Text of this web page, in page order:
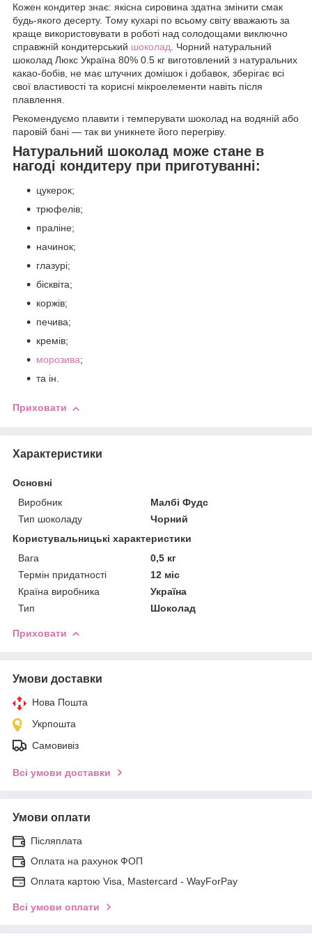
Кожен кондитер знає: якісна сировина здатна змінити смак
будь-якого десерту. Тому кухарі по всьому світу вважають за
краще використовувати в роботі над солодощами виключно
справжній кондитерський шоколад . Чорний натуральний
шоколад Люкс Україна 80% 0.5 кг виготовлений з натуральних
какао-бобів, не має штучних домішок і добавок, зберігає всі
свої властивості та корисні мікроелементи навіть після
плавлення.
Рекомендуємо плавити і темперувати шоколад на водяній або
паровій бані — так ви уникнете його перегріву.
Натуральний шоколад може стане в
нагоді кондитеру при приготуванні:
цукерок;
трюфелів;
праліне;
начинок;
глазурі;
бісквіта;
коржів;
печива;
кремів;
морозива;
та ін.
Приховати
Характеристики
Основні
Виробник
Малбі Фудс
Тип шоколаду
Чорний
Користувальницькі характеристики
Вага
0,5 кг
Термін придатності
12 міс
Країна виробника
Україна
Тип
Шоколад
Приховати
Умови доставки
Нова Пошта
Укрпошта
Самовивіз
Всі умови доставки
Умови оплати
Післяплата
Оплата на рахунок ФОП
Оплата картою Visa, Mastercard - WayForPay
Всі умови оплати